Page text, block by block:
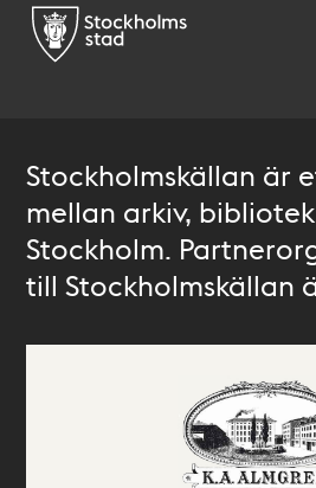
Stockholmskällan är
mellan arkiv,
Stockholm.
till Stockholmskällan